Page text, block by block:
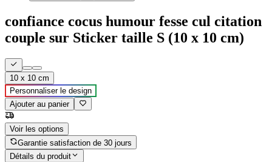
confiance cocus humour fesse cul citation
couple sur Sticker taille S (10 x 10 cm)
10 x 10 cm
Personnaliser le design
Ajouter au panier
Voir les options
Garantie satisfaction de 30 jours
Détails du produit